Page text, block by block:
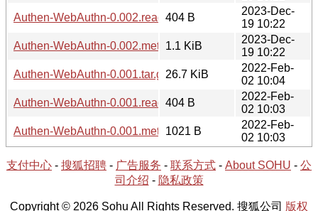
Authen-WebAuthn-0.002.readme404 B
2023-Dec-
19 10:22
Authen-WebAuthn-0.002.meta 1.1 KiB
2023-Dec-
19 10:22
Authen-WebAuthn-0.001.tar.gz26.7 KiB
2022-Feb-
02 10:04
Authen-WebAuthn-0.001.readme404 B
2022-Feb-
02 10:03
Authen-WebAuthn-0.001.meta 1021 B
2022-Feb-
02 10:03
支付中心 - 搜狐招聘 - 广告服务 - 联系方式 - About SOHU - 公
司介绍 - 隐私政策
Copyright © 2026 Sohu All Rights Reserved. 搜狐公司 版权